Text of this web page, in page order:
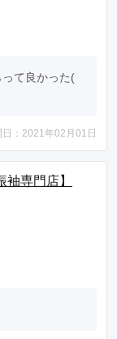
て良かった(
日：2021年02月01日
専門店】